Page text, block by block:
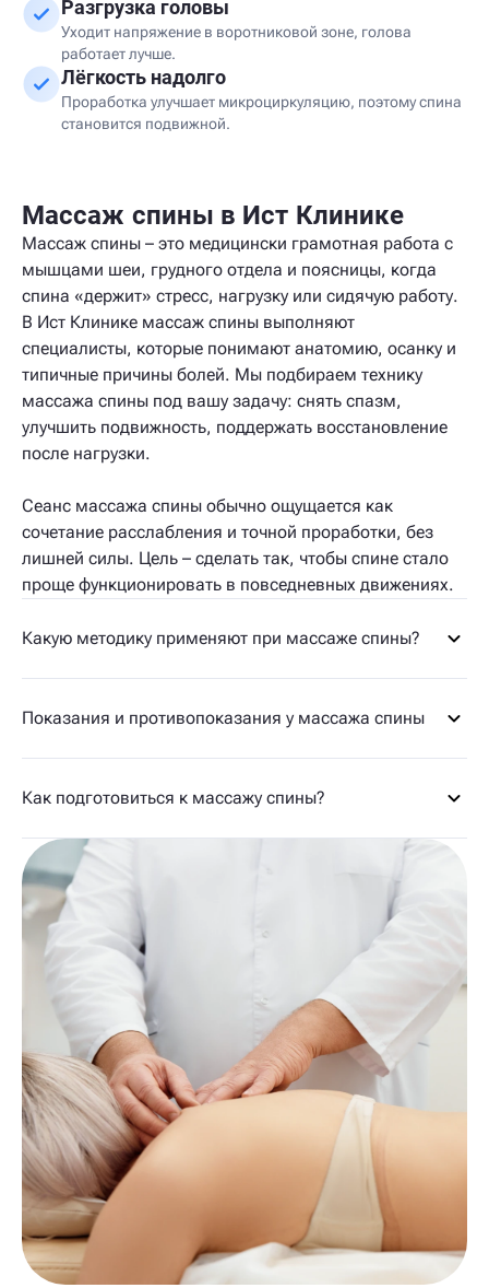
Разгрузка головы
Уходит напряжение в воротниковой зоне, голова
работает лучше.
Лёгкость надолго
Проработка улучшает микроциркуляцию, поэтому спина
становится подвижной.
Массаж спины в Ист Клинике
Массаж спины – это медицински грамотная работа с
мышцами шеи, грудного отдела и поясницы, когда
спина «держит» стресс, нагрузку или сидячую работу.
В Ист Клинике массаж спины выполняют
специалисты, которые понимают анатомию, осанку и
типичные причины болей. Мы подбираем технику
массажа спины под вашу задачу: снять спазм,
улучшить подвижность, поддержать восстановление
после нагрузки.
Сеанс массажа спины обычно ощущается как
сочетание расслабления и точной проработки, без
лишней силы. Цель – сделать так, чтобы спине стало
проще функционировать в повседневных движениях.
Какую методику применяют при массаже спины?
Показания и противопоказания у массажа спины
Как подготовиться к массажу спины?